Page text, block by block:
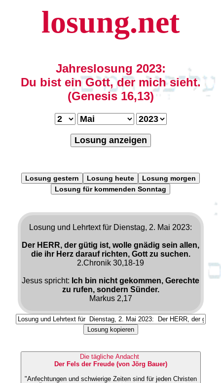
losung.net
Jahreslosung 2023:
Du bist ein Gott, der mich sieht.
(Genesis 16,13)
Losung anzeigen
Losung gestern Losung heute
Losung morgen
Losung für kommenden Sonntag
Losung und Lehrtext für Dienstag, 2. Mai 2023:
Der HERR, der gütig ist, wolle gnädig sein allen,
die ihr Herz darauf richten, Gott zu suchen.
2.Chronik 30,18-19
Jesus spricht: Ich bin nicht gekommen, Gerechte
zu rufen, sondern Sünder.
Markus 2,17
Losung kopieren
Die tägliche Andacht
Der Fels der Freude (von Jörg Bauer)
"Anfechtungen und schwierige Zeiten sind für jeden Christen